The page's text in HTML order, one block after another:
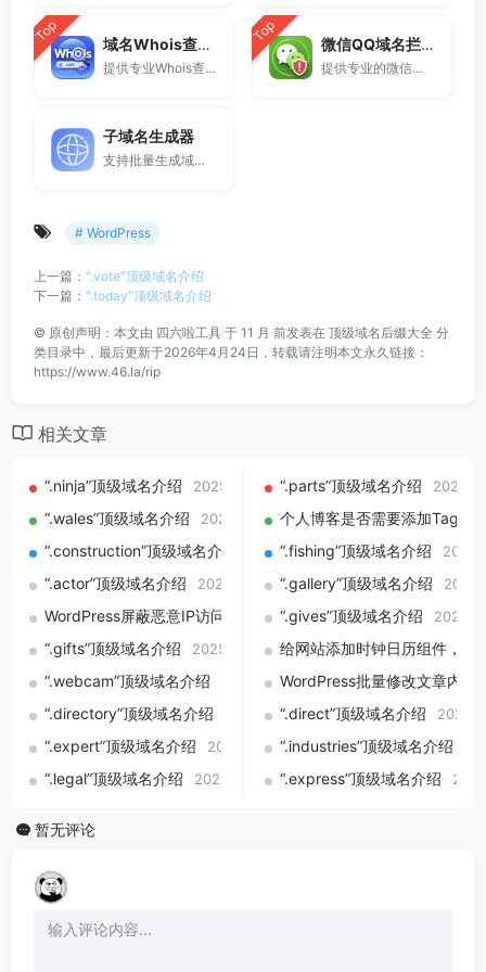
Top 域名Whois查询工具
提供专业Whois查询与域名信息查询服务，支持查询域名注册信息、注册商、到期时间及DNS记录，适用于域名检测、SEO分析及站长工具使用。
Top 微信QQ域名拦截检测
提供专业的微信拦截检测、QQ拦截检测、域名被墙检测服务，一键查询网站是否被封、被拦截或被限制访问。
子域名生成器
支持批量生成域名与泛解析子域名，适用于站群部署、SEO测试与开发环境使用。
# WordPress
上一篇： “.vote”顶级域名介绍
下一篇： “.today”顶级域名介绍
© 原创声明：本文由 四六啦工具 于 11 月 前发表在 顶级域名后缀大全 分
类目录中，最后更新于2026年4月24日，转载请注明本文永久链接：
https://www.46.la/rip
相关文章
“.ninja”顶级域名介绍 2025-09-01 “.parts”顶级域名介绍 2025-
“.wales”顶级域名介绍 2025-09-01个人博客是否需要添加Tag标
“.construction”顶级域名介绍
2025-09-01
“.fishing”顶级域名介绍
“.actor”顶级域名介绍 2025-09-01 “.gallery”顶级域名介绍
WordPress屏蔽恶意IP访问的多种方法（插件与代码实战）
“.gives”顶级域名介绍 2025-
“.gifts”顶级域名介绍 2025-09-01 给网站添加时钟日历组件，
“.webcam”顶级域名介绍
2025-09-01WordPress批量修改文章内容
“.directory”顶级域名介绍
2025-09-01“.direct”顶级域名介绍 2025-
“.expert”顶级域名介绍 2025-09-01“.industries”顶级域名介绍
“.legal”顶级域名介绍 2025-09-01 “.express”顶级域名介绍
暂无评论